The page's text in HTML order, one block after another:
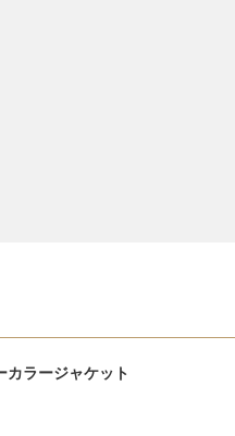
カラージャケット